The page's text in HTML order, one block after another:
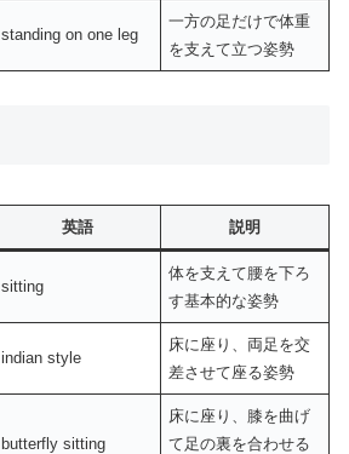
standing on one leg
一方の足だけで体重
を支えて立つ姿勢
英語 説明
sitting
体を支えて腰を下ろ
す基本的な姿勢
indian style
床に座り、両足を交
差させて座る姿勢
butterfly sitting
床に座り、膝を曲げ
て足の裏を合わせる